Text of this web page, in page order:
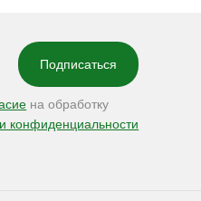
на обработку
конфиденциальности